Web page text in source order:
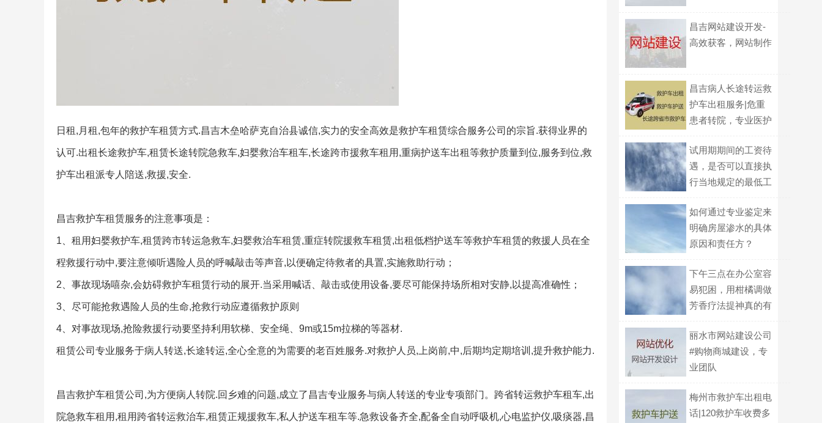
日租,月租,包年的救护车租赁方式.昌吉木垒哈萨克自治县诚信,实力的安全高效是救护车租赁综合服务公司的宗旨.获得业界的
认可.出租长途救护车,租赁长途转院急救车,妇婴救治车租车,长途跨市援救车租用,重病护送车出租等救护质量到位,服务到位,救
护车出租派专人陪送,救援,安全.
昌吉救护车租赁服务的注意事项是：
1、租用妇婴救护车,租赁跨市转运急救车,妇婴救治车租赁,重症转院援救车租赁,出租低档护送车等救护车租赁的救援人员在全
程救援行动中,要注意倾听遇险人员的呼喊敲击等声音,以便确定待救者的具置,实施救助行动；
2、事故现场嘻杂,会妨碍救护车租赁行动的展开.当采用喊话、敲击或使用设备,要尽可能保持场所相对安静,以提高准确性；
3、尽可能抢救遇险人员的生命,抢救行动应遵循救护原则
4、对事故现场,抢险救援行动要坚持利用软梯、安全绳、9m或15m拉梯的等器材.
租赁公司专业服务于病人转送,长途转运,全心全意的为需要的老百姓服务.对救护人员,上岗前,中,后期均定期培训,提升救护能力.
昌吉救护车租赁公司,为方便病人转院.回乡难的问题,成立了昌吉专业服务与病人转送的专业专项部门。跨省转运救护车租车,出
院急救车租用,租用跨省转运救治车,租赁正规援救车,私人护送车租车等.急救设备齐全,配备全自动呼吸机,心电监护仪,吸痰器,昌
昌吉网站建设开发-
高效获客，网站制作
昌吉病人长途转运救
护车出租服务|危重
患者转院，专业医护
试用期期间的工资待
遇，是否可以直接执
行当地规定的最低工
如何通过专业鉴定来
明确房屋渗水的具体
原因和责任方？
下午三点在办公室容
易犯困，用柑橘调做
芳香疗法提神真的有
丽水市网站建设公司
#购物商城建设，专
业团队
梅州市救护车出租电
话|120救护车收费多